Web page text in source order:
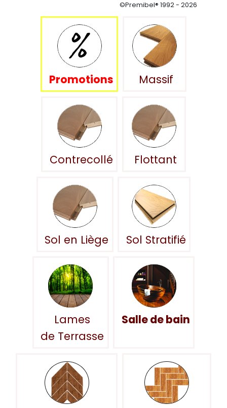
©Premibel® 1992 - 2026
Promotions Massif
Contrecollé Flottant
Sol en Liège Sol Stratifié
Lames
de Terrasse
Salle de bain